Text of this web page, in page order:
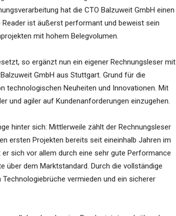
hat die CTO Balzuweit GmbH einen
ist äußerst performant und beweist sein
mit hohem Belegvolumen.
so ergänzt nun ein eigener Rechnungsleser mit
GmbH aus Stuttgart. Grund für die
technologischen Neuheiten und Innovationen. Mit
und agiler auf Kundenanforderungen einzugehen.
hinter sich: Mittlerweile zählt der Rechnungsleser
ersten Projekten bereits seit eineinhalb Jahren im
sich vor allem durch eine sehr gute Performance
über dem Marktstandard. Durch die vollständige
vermieden und ein sicherer